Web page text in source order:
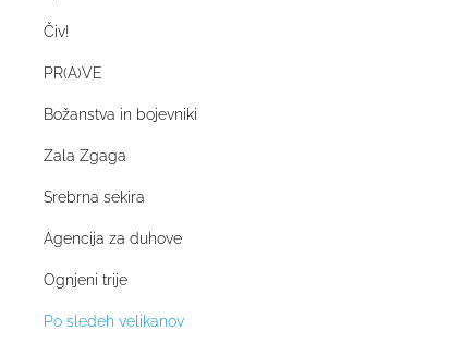
Čiv!
PR(A)VE
Božanstva in bojevniki
Zala Zgaga
Srebrna sekira
Agencija za duhove
Ognjeni trije
Po sledeh velikanov